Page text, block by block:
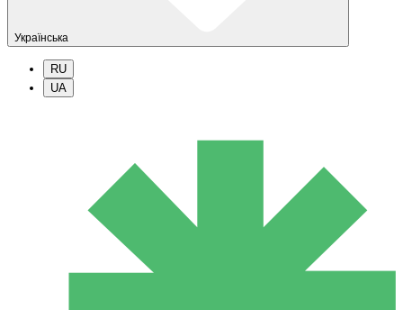
Українська
RU
UA